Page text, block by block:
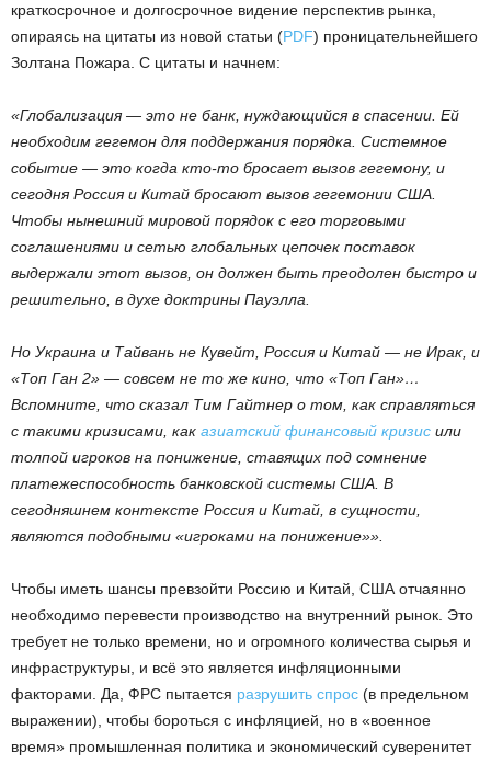
краткосрочное и долгосрочное видение перспектив рынка,
опираясь на цитаты из новой статьи (PDF) проницательнейшего
Золтана Пожара. С цитаты и начнем:
«Глобализация — это не банк, нуждающийся в спасении. Ей
необходим гегемон для поддержания порядка. Системное
событие — это когда кто-то бросает вызов гегемону, и
сегодня Россия и Китай бросают вызов гегемонии США.
Чтобы нынешний мировой порядок с его торговыми
соглашениями и сетью глобальных цепочек поставок
выдержали этот вызов, он должен быть преодолен быстро и
решительно, в духе доктрины Пауэлла.
Но Украина и Тайвань не Кувейт, Россия и Китай — не Ирак, и
«Топ Ган 2» — совсем не то же кино, что «Топ Ган»…
Вспомните, что сказал Тим Гайтнер о том, как справляться
с такими кризисами, как азиатский финансовый кризис или
толпой игроков на понижение, ставящих под сомнение
платежеспособность банковской системы США. В
сегодняшнем контексте Россия и Китай, в сущности,
являются подобными «игроками на понижение»».
Чтобы иметь шансы превзойти Россию и Китай, США отчаянно
необходимо перевести производство на внутренний рынок. Это
требует не только времени, но и огромного количества сырья и
инфраструктуры, и всё это является инфляционными
факторами. Да, ФРС пытается разрушить спрос (в предельном
выражении), чтобы бороться с инфляцией, но в «военное
время» промышленная политика и экономический суверенитет